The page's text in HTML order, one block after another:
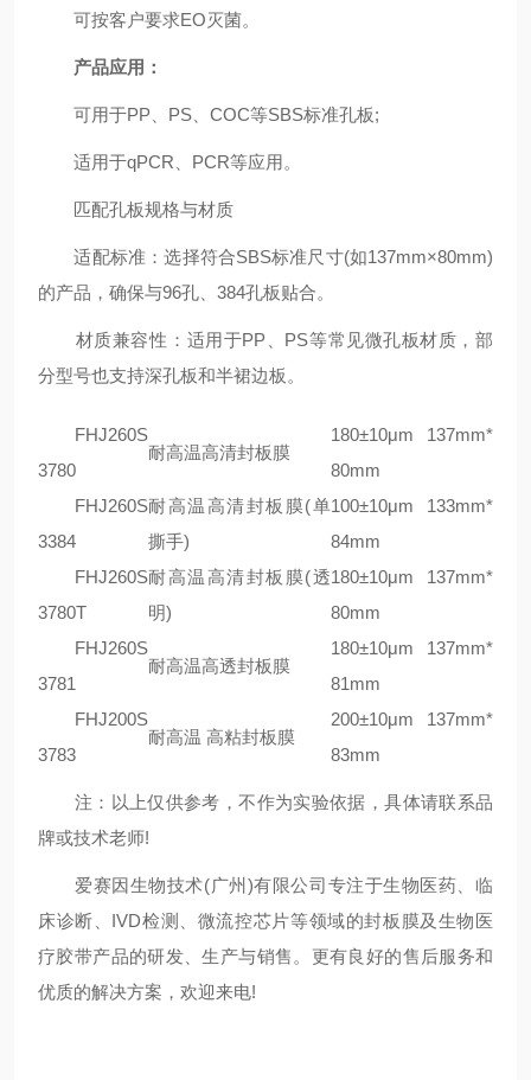
可按客户要求EO灭菌。
产品应用：
可用于PP、PS、COC等SBS标准孔板;
适用于qPCR、PCR等应用。
‌匹配孔板规格与材质‌
‌适配标准‌：选择符合SBS标准尺寸(如‌137mm×80mm‌)
的产品，确保与96孔、384孔板贴合。
‌材质兼容性‌：适用于PP、PS等常见微孔板材质，部
分型号也支持深孔板和半裙边板。
‌FHJ260S
3780
耐高温高清封板膜
180±10μm 137mm*
80mm
‌FHJ260S
3384
耐高温高清封板膜(单
撕手)
100±10μm 133mm*
84mm
‌FHJ260S
3780T
耐高温高清封板膜(透
明)
180±10μm 137mm*
80mm
‌FHJ260S
3781
耐高温高透封板膜
180±10μm 137mm*
81mm
‌FHJ200S
3783
耐高温 高粘封板膜
200±10μm 137mm*
83mm
注：以上仅供参考，不作为实验依据，具体请联系品
牌或技术老师!
爱赛因生物技术(广州)有限公司专注于生物医药、临
床诊断、IVD检测、微流控芯片等领域的封板膜及生物医
疗胶带产品的研发、生产与销售。更有良好的售后服务和
优质的解决方案，欢迎来电!